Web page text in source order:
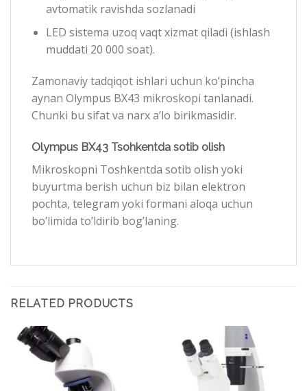
avtomatik ravishda sozlanadi
LED sistema uzoq vaqt xizmat qiladi (ishlash
muddati 20 000 soat).
Zamonaviy tadqiqot ishlari uchun ko’pincha
aynan Olympus BX43 mikroskopi tanlanadi.
Chunki bu sifat va narx a’lo birikmasidir.
Olympus BX43 Tsohkentda sotib olish
Mikroskopni Toshkentda sotib olish yoki
buyurtma berish uchun biz bilan elektron
pochta, telegram yoki formani aloqa uchun
bo’limida to’ldirib bog’laning.
RELATED PRODUCTS